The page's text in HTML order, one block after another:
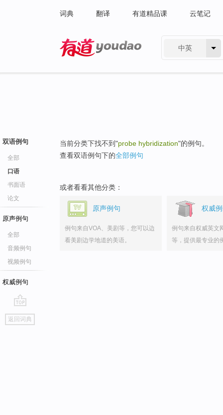
词典 翻译 有道精品课 云笔记
中英
双语例句
全部
口语
书面语
论文
原声例句
全部
音频例句
视频例句
权威例句
go
top
返回词典
当前分类下找不到"probe hybridization"的例句。
查看双语例句下的全部例句
或者看看其他分类：
原声例句
例句来自VOA、美剧等，您可以边
看美剧边学地道的美语。
权威
例句来自权威英文
等，提供最专业的